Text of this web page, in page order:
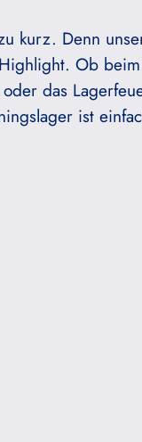
kurz. Denn
Ob
das
ist